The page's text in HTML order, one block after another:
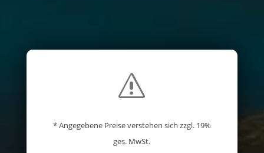
s
* Angegebene Preise verstehen sich zzgl. 19%
ges. MwSt.